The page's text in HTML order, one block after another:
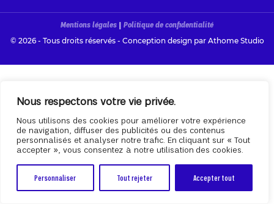
Nous respectons votre vie privée.
Nous utilisons des cookies pour améliorer votre expérience
de navigation, diffuser des publicités ou des contenus
personnalisés et analyser notre trafic. En cliquant sur « Tout
accepter », vous consentez à notre utilisation des cookies.
Personnaliser Tout rejeter Accepter tout
Mentions légales | Politique de confidentialité
© 2026 - Tous droits réservés - Conception design par Athome Studio